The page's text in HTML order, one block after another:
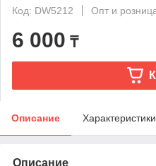
Код: DW5212
Опт и
6 000 ₸
Описание Характеристики
Описание